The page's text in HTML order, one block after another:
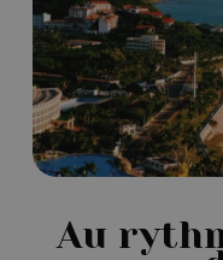
Au